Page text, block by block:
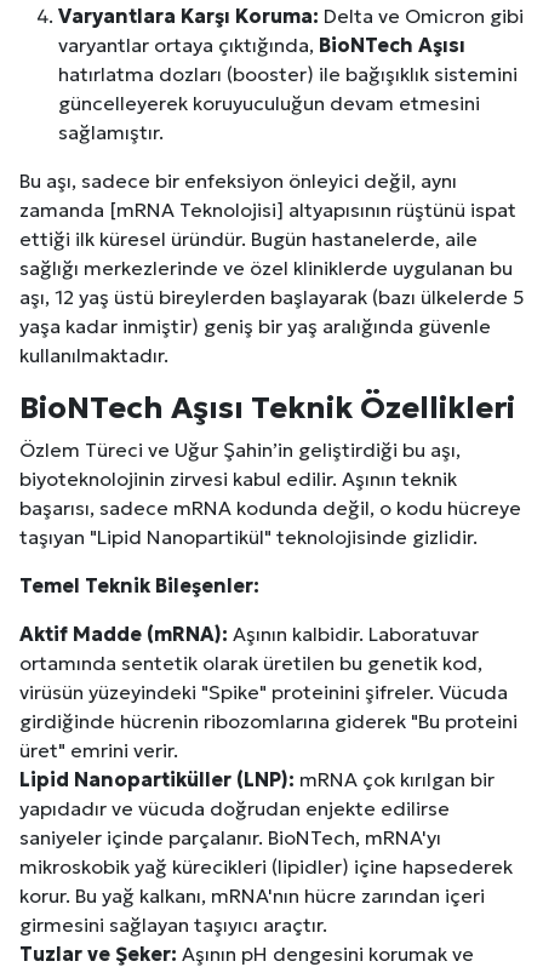
Varyantlara Karşı Koruma: Delta ve Omicron gibi
varyantlar ortaya çıktığında, BioNTech Aşısı
hatırlatma dozları (booster) ile bağışıklık sistemini
güncelleyerek koruyuculuğun devam etmesini
sağlamıştır.
Bu aşı, sadece bir enfeksiyon önleyici değil, aynı
zamanda [mRNA Teknolojisi] altyapısının rüştünü ispat
ettiği ilk küresel üründür. Bugün hastanelerde, aile
sağlığı merkezlerinde ve özel kliniklerde uygulanan bu
aşı, 12 yaş üstü bireylerden başlayarak (bazı ülkelerde 5
yaşa kadar inmiştir) geniş bir yaş aralığında güvenle
kullanılmaktadır.
BioNTech Aşısı Teknik Özellikleri
Özlem Türeci ve Uğur Şahin’in geliştirdiği bu aşı,
biyoteknolojinin zirvesi kabul edilir. Aşının teknik
başarısı, sadece mRNA kodunda değil, o kodu hücreye
taşıyan "Lipid Nanopartikül" teknolojisinde gizlidir.
Temel Teknik Bileşenler:
Aktif Madde (mRNA): Aşının kalbidir. Laboratuvar
ortamında sentetik olarak üretilen bu genetik kod,
virüsün yüzeyindeki "Spike" proteinini şifreler. Vücuda
girdiğinde hücrenin ribozomlarına giderek "Bu proteini
üret" emrini verir.
Lipid Nanopartiküller (LNP): mRNA çok kırılgan bir
yapıdadır ve vücuda doğrudan enjekte edilirse
saniyeler içinde parçalanır. BioNTech, mRNA'yı
mikroskobik yağ kürecikleri (lipidler) içine hapsederek
korur. Bu yağ kalkanı, mRNA'nın hücre zarından içeri
girmesini sağlayan taşıyıcı araçtır.
Tuzlar ve Şeker: Aşının pH dengesini korumak ve